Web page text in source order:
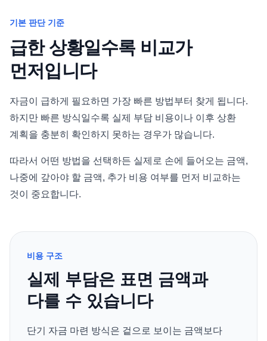
기본 판단 기준
급한 상황일수록 비교가
먼저입니다
자금이 급하게 필요하면 가장 빠른 방법부터 찾게 됩니다.
하지만 빠른 방식일수록 실제 부담 비용이나 이후 상환
계획을 충분히 확인하지 못하는 경우가 많습니다.
따라서 어떤 방법을 선택하든 실제로 손에 들어오는 금액,
나중에 갚아야 할 금액, 추가 비용 여부를 먼저 비교하는
것이 중요합니다.
비용 구조
실제 부담은 표면 금액과
다를 수 있습니다
단기 자금 마련 방식은 겉으로 보이는 금액보다